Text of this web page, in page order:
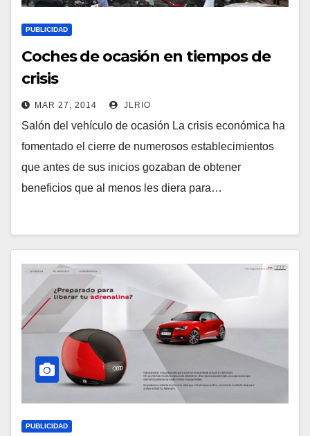
PUBLICIDAD
Coches de ocasión en tiempos de
crisis
MAR 27, 2014 JLRIO
Salón del vehículo de ocasión La crisis económica ha
fomentado el cierre de numerosos establecimientos
que antes de sus inicios gozaban de obtener
beneficios que al menos les diera para…
PUBLICIDAD